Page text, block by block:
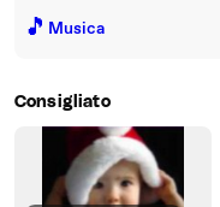
🎵 Musica
Consigliato